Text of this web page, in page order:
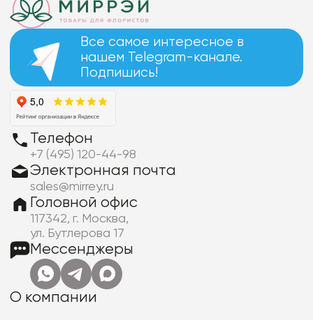
Все самое интересное в
нашем Telegram-канале.
Подпишись!
Телефон
+7 (495) 120-44-98
Электронная почта
sales@mirrey.ru
Головной офис
117342, г. Москва,
ул. Бутлерова 17
Мессенджеры
О компании